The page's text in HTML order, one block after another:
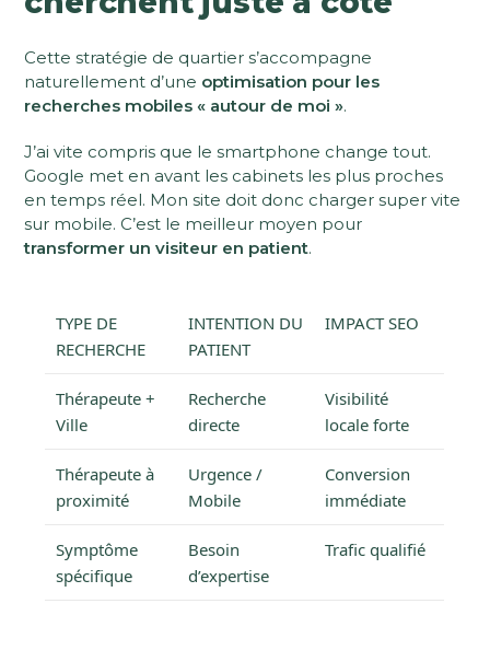
Cette stratégie de quartier s’accompagne
naturellement d’une optimisation pour les
recherches mobiles « autour de moi ».
J’ai vite compris que le smartphone change tout.
Google met en avant les cabinets les plus proches
en temps réel. Mon site doit donc charger super vite
sur mobile. C’est le meilleur moyen pour
transformer un visiteur en patient.
TYPE DE
RECHERCHE
INTENTION DU
PATIENT
IMPACT SEO
Thérapeute +
Ville
Recherche
directe
Visibilité
locale forte
Thérapeute à
proximité
Urgence /
Mobile
Conversion
immédiate
Symptôme
spécifique
Besoin
d’expertise
Trafic qualifié